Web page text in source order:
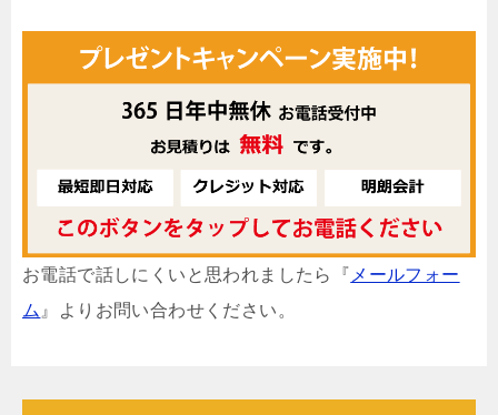
お電話で話しにくいと思われましたら『 メールフォー
ム 』よりお問い合わせください。